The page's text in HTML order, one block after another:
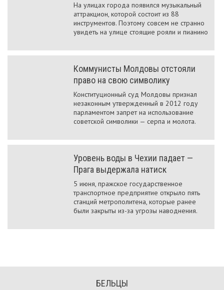
На улицах города появился музыкальный
аттракцион, которой состоит из 88
инструментов. Поэтому совсем не странно
увидеть на улице стоящие рояли и пианино
Коммунисты Молдовы отстояли
право на свою символику
Конституционный суд Молдовы признал
незаконным утвержденный в 2012 году
парламентом запрет на использование
советской символики — серпа и молота.
Уровень воды в Чехии падает —
Прага выдержала натиск
5 июня, пражское государственное
транспортное предприятие открыло пять
станций метрополитена, которые ранее
были закрыты из-за угрозы наводнения.
БЕЛЬЦЫ